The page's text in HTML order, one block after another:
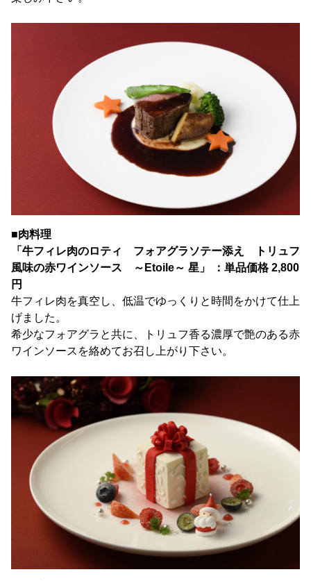
■肉料理
「牛フィレ肉のロティ フォアグラソテー添え トリュフ
風味の赤ワインソース ～Etoile～ 星」 ：単品価格 2,800
円
牛フィレ肉を真空し、低温でゆっくりと時間をかけて仕上
げました。
希少なフォアグラと共に、トリュフ香る濃厚で艶のある赤
ワインソースを絡めてお召し上がり下さい。